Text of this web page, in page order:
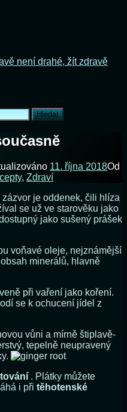
není drahé, žít zdravě
11. října 2018Od
, Zdraví
je oddenek, čili hlíza
se už ve starověku jako
jako sušený prášek
voňavé oleje, nejznámější
minerálů, hlavně
při vaření jako koření.
se k ochucení jídel z
vůni a mírně štiplavě-
tepelně neupravený
. Plátky můžete
i při těhotenské